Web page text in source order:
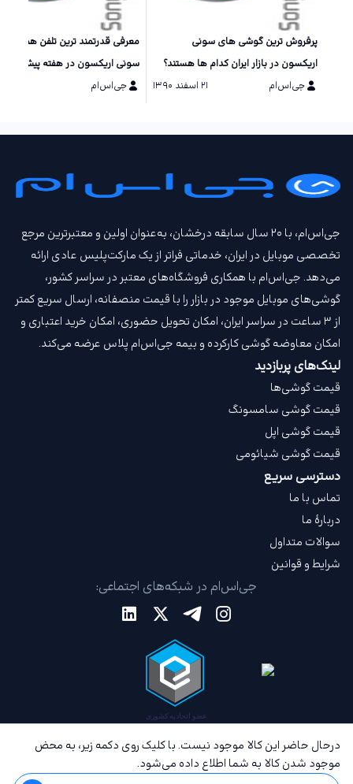
پرفروش ترین گوشی های سونی
اریکسون در بازار ایران کدام ها هستند؟
جی‌اس‌ام
۲۱ اسفند ۱۳۹۰
معرفی قدرتمند ترین تلفن همراه
سونی اریکسون در هفته پیش رو
جی‌اس‌ام
درحال حاضر این کالا موجود نیست. با کلیک روی دکمه زیر، به محض
موجود شدن کالا به شما اطلاع داده می‌شود.
جی‌اس‌ام، با ۲۰ سال سابقه درخشان، به‌عنوان اولین و معتبرترین مرجع
تخصصی موبایل در ایران، خدماتی فراتر از یک مارکت‌پلیس عادی ارائه
می‌دهد. جی‌اس‌ام با همکاری فروشگاه‌های معتبر در سراسر کشور،
گوشی‌های موبایل موجود در بازار را با قیمت‌ منصفانه، ارسال سریع کمتر
از ۳ ساعت در سراسر ایران، امکان تحویل حضوری، امکان خرید اعتباری و
امکان معاوضه گوشی کارکرده و بیمه جی‌اس‌ام‌ پلاس عرضه می‌کند.
لینک‌های پربازدید
قیمت گوشی‌ها
قیمت گوشی سامسونگ
قیمت گوشی اپل
قیمت گوشی شیائومی
دسترسی سریع
تماس با ما
دربارهٔ ما
سوالات متداول
شرایط و قوانین
جی‌اس‌ام در شبکه‌های اجتماعی: